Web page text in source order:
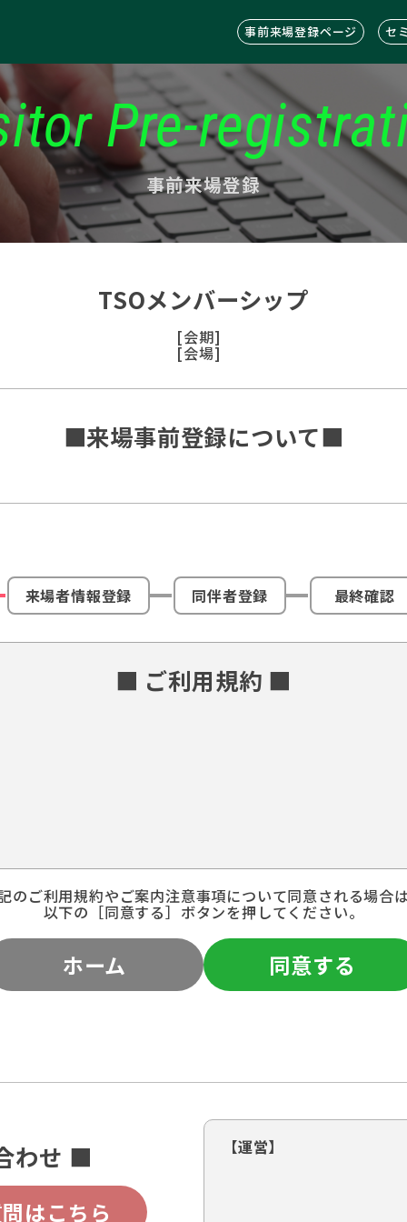
事前来場登録ページ セ
Pre-
事前来場登録
TSOメンバーシップ
[会期]
[会場]
■来場事前登録について■
来場者情報登録 同伴者登録 最終確認
■ ご利用規約 ■
のご利用規約やご案内注意事項について同意される場合
以下の［同意する］ボタンを押してください。
ホーム 同意する
わせ ■
はこちら
【運営】